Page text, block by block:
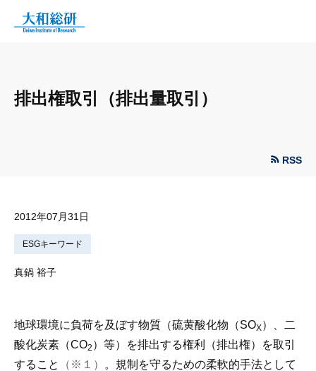
排出権取引（排出量取引）
RSS
2012年07月31日
ESGキーワード
真鍋 裕子
地球環境に負荷を及ぼす物質（硫黄酸化物（SOX）、二
酸化炭素（CO2 ）等）を排出する権利（排出権）を取引
すること
（※１）
。規制を守るための柔軟的手法として